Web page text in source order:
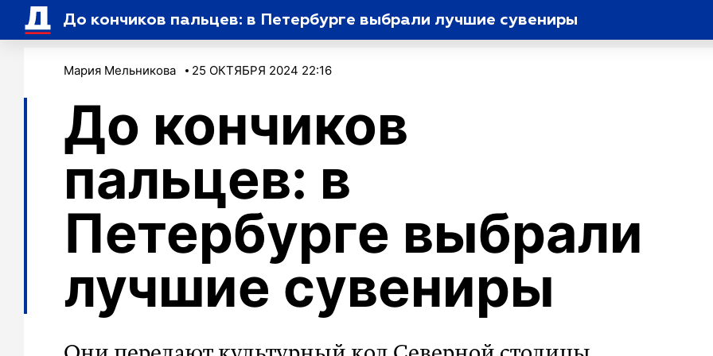
До кончиков пальцев: в Петербурге выбрали лучшие сувениры
Мария Мельникова 25 ОКТЯБРЯ 2024 22:16
До кончиков
пальцев: в
Петербурге выбрали
лучшие сувениры